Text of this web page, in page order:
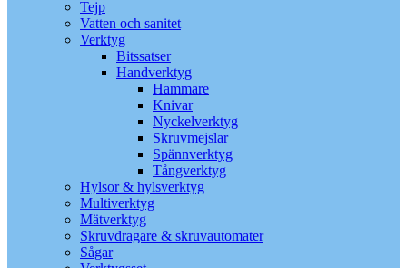
Tejp
Vatten och sanitet
Verktyg
Bitssatser
Handverktyg
Hammare
Knivar
Nyckelverktyg
Skruvmejslar
Spännverktyg
Tångverktyg
Hylsor & hylsverktyg
Multiverktyg
Mätverktyg
Skruvdragare & skruvautomater
Sågar